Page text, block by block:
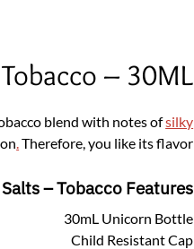
– 30ML
blend with notes ofsilky
Therefore, you like its flavor.
– Tobacco Features:
30mL Unicorn Bottle
Child Resistant Cap